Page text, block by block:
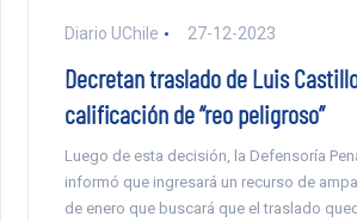
Diario UChile 27-12-2023
Decretan traslado de Luis
calificación de “reo peligroso”
Luego de esta decisión, la Defensoría
informó que ingresará un recurso de
de enero que buscará que el traslado